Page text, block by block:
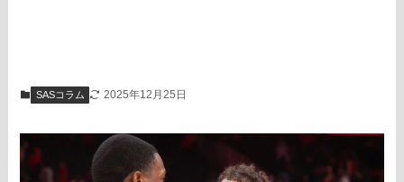
SASコラム 2025年12月25日